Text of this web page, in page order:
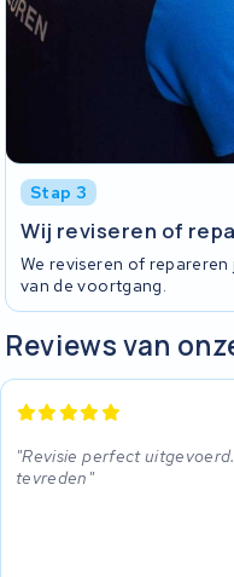
Stap 3
Wij reviseren of
We reviseren of
van de voortgang.
Reviews van
Revisie perfect
tevreden